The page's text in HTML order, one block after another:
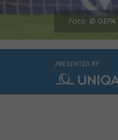
Foto: © GEPA
PRESENTED BY